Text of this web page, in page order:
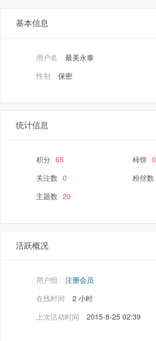
基本信息
用户名 最美永泰
性别
保密
统计信息
积分 65 柿饼 0
关注数 0 粉丝数
主题数 20
活跃概况
用户组
注册会员
在线时间
2 小时
上次活动时间
2015-8-25 02:39